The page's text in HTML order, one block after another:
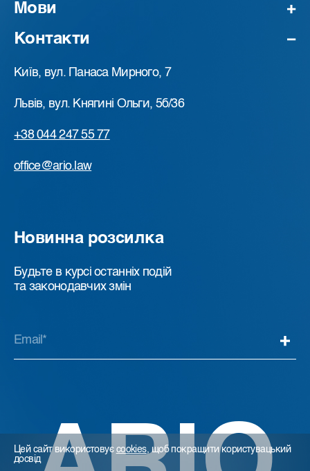
Мови
Контакти
Київ, вул. Панаса Мирного, 7
Львів, вул. Княгині Ольги, 5б/36
+38 044 247 55 77
office@ario.law
Новинна розсилка
Будьте в курсі останніх подій
та законодавчих змін
Цей сайт використовує cookies, щоб покращити користувацький
досвід